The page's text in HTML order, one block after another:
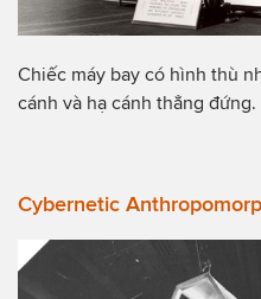
Chiếc máy bay có hình thù
cánh và hạ cánh thẳng đứng.
Cybernetic